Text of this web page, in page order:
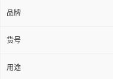
品牌
货号
用途